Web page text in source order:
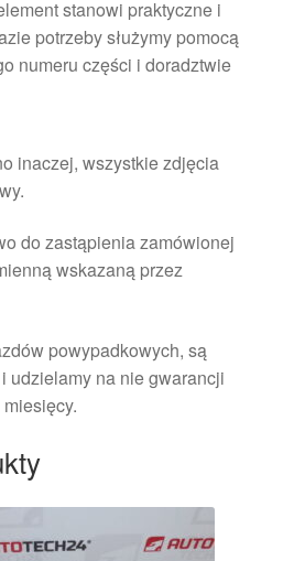
stanowi praktyczne i
potrzeby służymy pomocą
numeru części i doradztwie
inaczej, wszystkie zdjęcia
do zastąpienia zamówionej
wskazaną przez
powypadkowych, są
udzielamy na nie gwarancji